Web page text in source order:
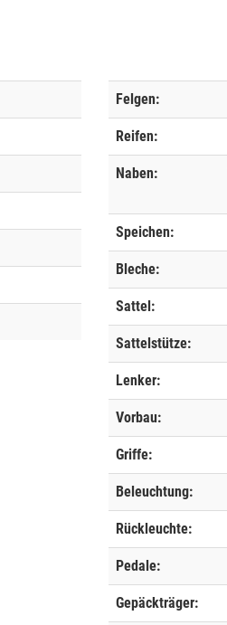
Felgen:
Reifen:
Naben:
Speichen:
Bleche:
Sattel:
Sattelstütze:
Lenker:
Vorbau:
Griffe:
Beleuchtung:
Rückleuchte:
Pedale:
Gepäckträger: